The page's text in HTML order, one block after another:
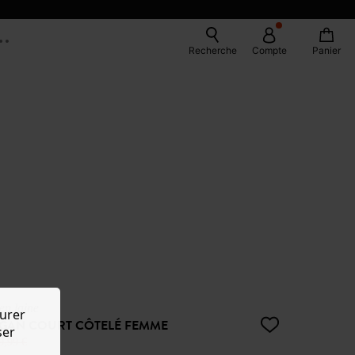
Recherche Compte Panier
laine
COURT CÔTELÉ FEMME